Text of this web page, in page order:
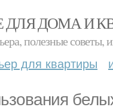
ДЛЯ ДОМА И
полезные советы,
для квартиры